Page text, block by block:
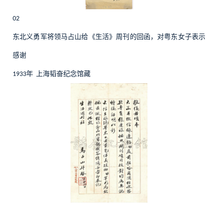
02
东北义勇军将领马占山给《生活》周刊的回函，对粤东女子表示
感谢
1933年 上海韬奋纪念馆藏